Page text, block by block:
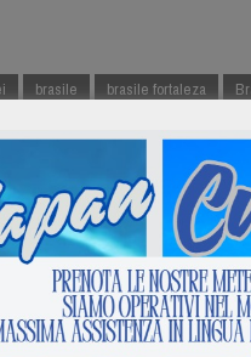
brasile brasile fortaleza
voli solo ritorno